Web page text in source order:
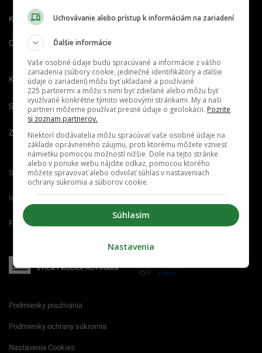
Kontakt Inzercia Cenník
O nás Redakcia
Kariéra
Spravovať notifikácie
Zrušiť predplatné
Startitup.sk Fontech.sk Odzadu.sk
Interez.sk Emefka.sk Receptik.sk
Femm.sk
Podmienky používania
Podmienky ochrany súkromia
Nastavenia Cookies
Uchovávanie alebo prístup k informáciám na zariadení
Ďalšie informácie
Vaše osobné údaje budú spracúvané a informácie z vášho
zariadenia (súbory cookie, jedinečné identifikátory a ďalšie
údaje o zariadení) môžu byť ukladané a používané
225 partnermi a môžu s nimi byť zdieľané alebo môžu byť
využívané konkrétne týmito webovými stránkami. My a naši
partneri môžeme používať presné údaje o geolokácii. Pozrite
si zoznam partnerov.
Niektorí dodávatelia môžu spracúvať vaše osobné údaje na
základe oprávneného záujmu, proti ktorému môžete vzniesť
námietku pomocou možností nižšie. Dole na tejto stránke
alebo v ponuke webu nájdite odkaz, pomocou ktorého
môžete spravovať alebo odvolať súhlas v nastaveniach
ochrany súkromia a súborov cookie.
Súhlasím
Nastavenia